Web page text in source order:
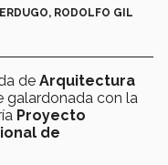
RODOLFO GIL
de Arquitectura
galardonada con la
Proyecto
de